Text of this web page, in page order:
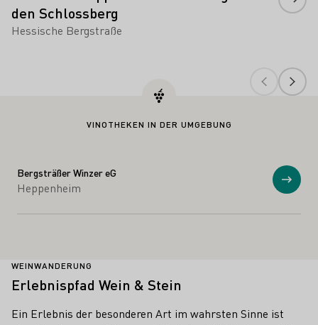
den Schlossberg
Hessische Bergstraße
VINOTHEKEN IN DER UMGEBUNG
Bergsträßer Winzer eG
Heppenheim
WEINWANDERUNG
Erlebnispfad Wein & Stein
Ein Erlebnis der besonderen Art im wahrsten Sinne ist